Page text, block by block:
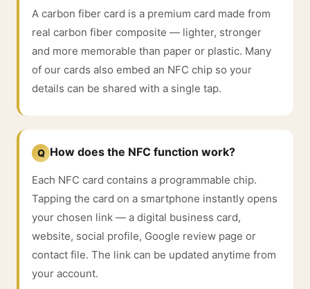
A carbon fiber card is a premium card made from
real carbon fiber composite — lighter, stronger
and more memorable than paper or plastic. Many
of our cards also embed an NFC chip so your
details can be shared with a single tap.
Q How does the NFC function work?
Each NFC card contains a programmable chip.
Tapping the card on a smartphone instantly opens
your chosen link — a digital business card,
website, social profile, Google review page or
contact file. The link can be updated anytime from
your account.